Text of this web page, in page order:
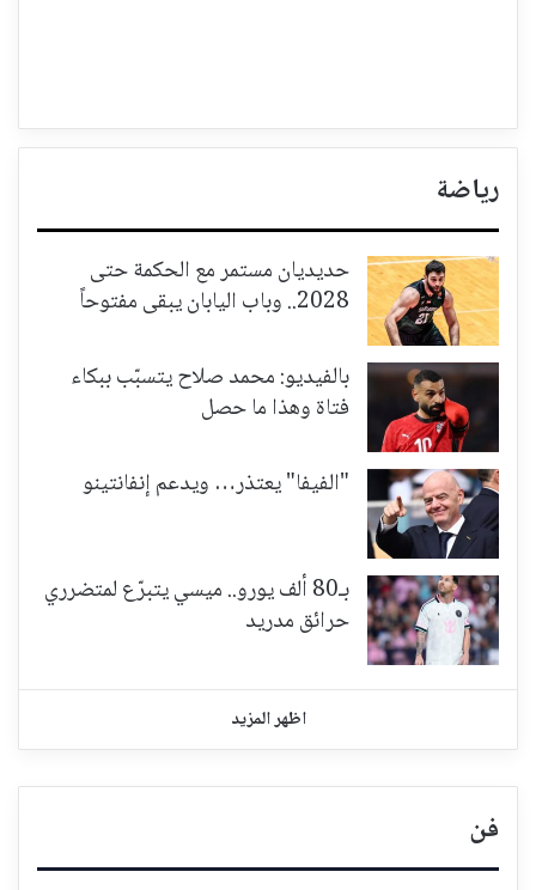
رياضة
حديديان مستمر مع الحكمة حتى
2028.. وباب اليابان يبقى مفتوحاً
بالفيديو: محمد صلاح يتسبّب ببكاء
فتاة وهذا ما حصل
"الفيفا" يعتذر… ويدعم إنفانتينو
بـ80 ألف يورو.. ميسي يتبرّع لمتضرري
حرائق مدريد
اظهر المزيد
فن